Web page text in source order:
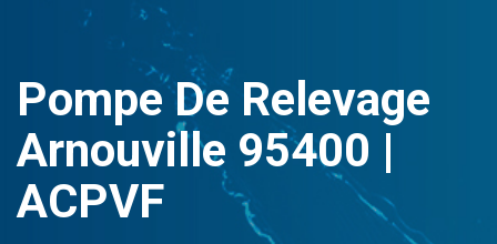
Pompe De Relevage
Arnouville 95400 |
ACPVF